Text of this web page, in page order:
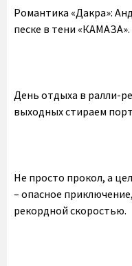
Романтика «Дакра»:
песке в тени «КАМАЗА».
День отдыха в ралли-
выходных стираем
Не просто прокол, а
– опасное
рекордной скоростью.